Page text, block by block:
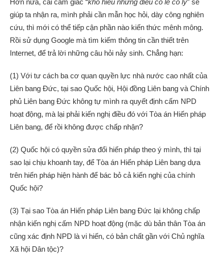
Hơn nữa, cái cảm giác “khó hiểu những điều có lẽ có lý” sẽ
giúp ta nhận ra, mình phải cần mẫn học hỏi, dày công nghiên
cứu, thì mới có thể tiếp cận phần nào kiến thức mênh mông.
Rồi sử dụng Google mà tìm kiếm thông tin cần thiết trên
Internet, để trả lời những câu hỏi nảy sinh. Chẳng hạn:
(1) Với tư cách ba cơ quan quyền lực nhà nước cao nhất của
Liên bang Đức, tại sao Quốc hội, Hội đồng Liên bang và Chính
phủ Liên bang Đức không tự mình ra quyết định cấm NPD
hoạt động, mà lại phải kiến nghị điều đó với Tòa án Hiến pháp
Liên bang, để rồi không được chấp nhận?
(2) Quốc hội có quyền sửa đổi hiến pháp theo ý mình, thì tại
sao lại chịu khoanh tay, để Tòa án Hiến pháp Liên bang dựa
trên hiến pháp hiện hành để bác bỏ cả kiến nghị của chính
Quốc hội?
(3) Tại sao Tòa án Hiến pháp Liên bang Đức lại không chấp
nhận kiến nghị cấm NPD hoạt động (mặc dù bản thân Tòa án
cũng xác định NPD là vi hiến, có bản chất gần với Chủ nghĩa
Xã hội Dân tộc)?